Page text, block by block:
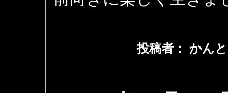
投稿者： かん